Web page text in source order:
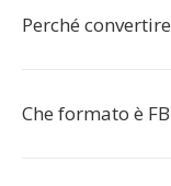
Perché
Che formato è